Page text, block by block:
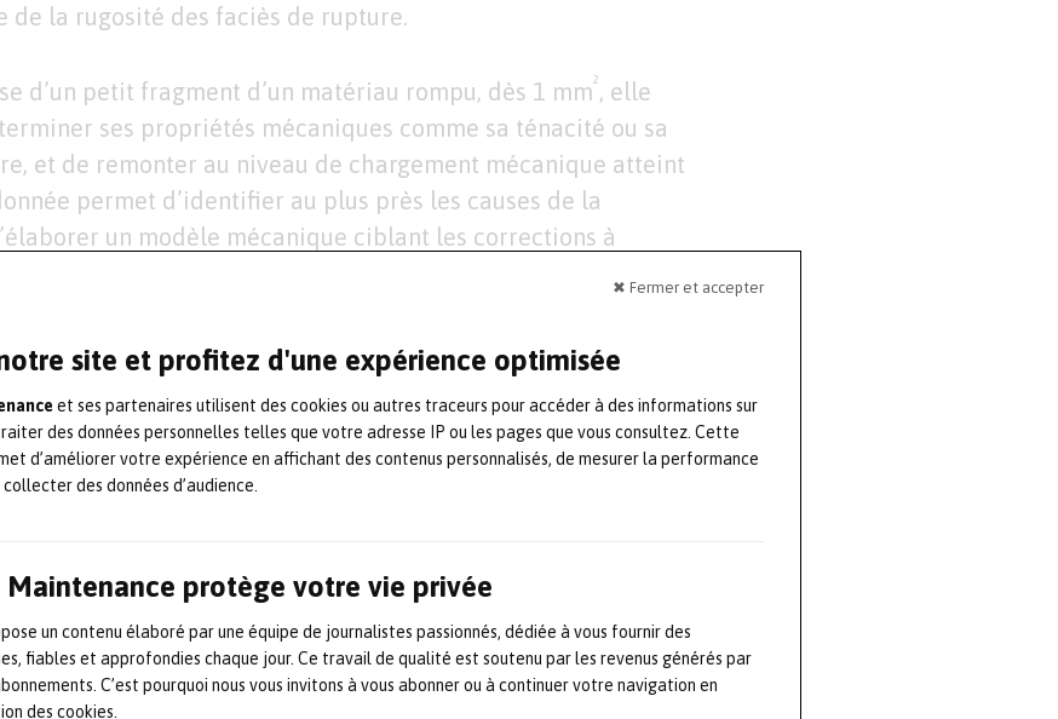
✖ Fermer et accepter
site et profitez d'une expérience optimisée
et ses partenaires utilisent des cookies ou autres traceurs pour accéder à des informations sur
des données personnelles telles que votre adresse IP ou les pages que vous consultez. Cette
d’améliorer votre expérience en affichant des contenus personnalisés, de mesurer la performance
des données d’audience.
Maintenance protège votre vie privée
un contenu élaboré par une équipe de journalistes passionnés, dédiée à vous fournir des
fiables et approfondies chaque jour. Ce travail de qualité est soutenu par les revenus générés par
C’est pourquoi nous vous invitons à vous abonner ou à continuer votre navigation en
des cookies.
de la rugosité des faciès de rupture.
d’un petit fragment d’un matériau rompu, dès 1 mm², elle
ses propriétés mécaniques comme sa ténacité ou sa
et de remonter au niveau de chargement mécanique atteint
permet d’identifier au plus près les causes de la
un modèle mécanique ciblant les corrections à
futures avaries !
matériaux, du métal au verre en passant par la céramique
méthode est utilisée dès la phase de conception pour en
ou pour contribuer à l’obtention de composants
marché qu’elle a développées et qu’elle continuera de
par sa collaboration avec le Cetim.
la technologie et de l’expertise